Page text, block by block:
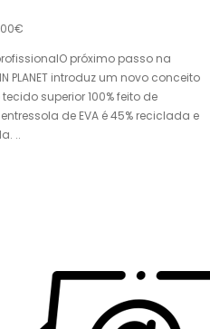
próximo passo na
PLANET introduz um novo conceito
superior 100% feito de
de EVA é 45% reciclada e
..